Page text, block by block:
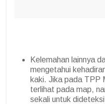
Kelemahan lainnya
mengetahui
kaki. Jika pada TPP
terlihat pada map,
sekali untuk